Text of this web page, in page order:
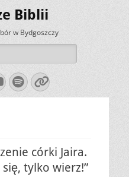
Biblii
w Bydgoszczy
Spotify
Link
córki Jaira.
tylko wierz!”